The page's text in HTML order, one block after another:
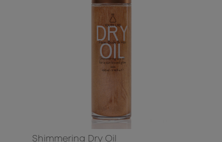
Shimmering Dry Oil